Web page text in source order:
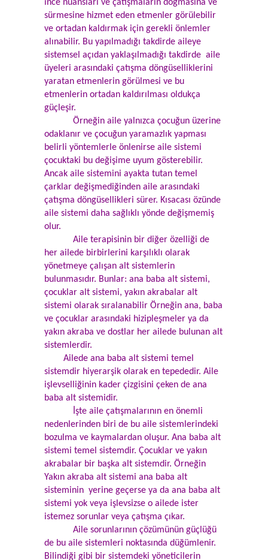
ince nüansları ve çatışmaların doğmasına ve
sürmesine hizmet eden etmenler görülebilir
ve ortadan kaldırmak için gerekli önlemler
alınabilir. Bu yapılmadığı takdirde aileye
sistemsel açıdan yaklaşılmadığı takdirde aile
üyeleri arasındaki çatışma döngüselliklerini
yaratan etmenlerin görülmesi ve bu
etmenlerin ortadan kaldırılması oldukça
güçleşir.
Örneğin aile yalnızca çocuğun üzerine
odaklanır ve çocuğun yaramazlık yapması
belirli yöntemlerle önlenirse aile sistemi
çocuktaki bu değişime uyum gösterebilir.
Ancak aile sistemini ayakta tutan temel
çarklar değişmediğinden aile arasındaki
çatışma döngüsellikleri sürer. Kısacası özünde
aile sistemi daha sağlıklı yönde değişmemiş
olur.
Aile terapisinin bir diğer özelliği de
her ailede birbirlerini karşılıklı olarak
yönetmeye çalışan alt sistemlerin
bulunmasıdır. Bunlar: ana baba alt sistemi,
çocuklar alt sistemi, yakın akrabalar alt
sistemi olarak sıralanabilir Örneğin ana, baba
ve çocuklar arasındaki hizipleşmeler ya da
yakın akraba ve dostlar her ailede bulunan alt
sistemlerdir.
Ailede ana baba alt sistemi temel
sistemdir hiyerarşik olarak en tepededir. Aile
işlevselliğinin kader çizgisini çeken de ana
baba alt sistemidir.
İşte aile çatışmalarının en önemli
nedenlerinden biri de bu aile sistemlerindeki
bozulma ve kaymalardan oluşur. Ana baba alt
sistemi temel sistemdir. Çocuklar ve yakın
akrabalar bir başka alt sistemdir. Örneğin
Yakın akraba alt sistemi ana baba alt
sisteminin yerine geçerse ya da ana baba alt
sistemi yok veya işlevsizse o ailede ister
istemez sorunlar veya çatışma çıkar.
Aile sorunlarının çözümünün güçlüğü
de bu aile sistemleri noktasında düğümlenir.
Bilindiği gibi bir sistemdeki yöneticilerin